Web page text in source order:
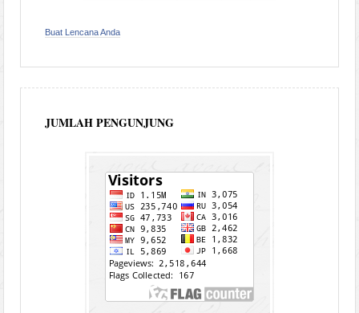
Buat Lencana Anda
JUMLAH PENGUNJUNG